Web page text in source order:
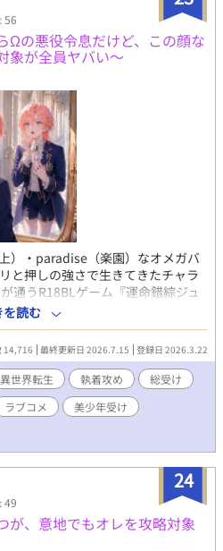
56
Ωの悪役令息だけど、この顔な
象が全員ヤバい〜
）・paradise（楽園）なオメガバ
と押しの強さで生きてきたチャラ
通うR18BLゲーム『運命錯綜ジュ
も役どころは、主人公の恋路を邪
ァイア。見た目はショッキングピ
世から一転して、この世界では“抱
思い出した日、氷の第一王子ルク
セオドール・パール、紅髪の星術
士レオン・エメラルド──宝石の
かしくなっていく。 全員ヤンデレ
れながら、空気を読まず欲望に忠
。 これは、本人だけが楽しそうな
prime（極上）じゃなくて、
。 でも、ハッピーエンド保証。
位ありがとうございます。お礼の
を読む
14,716 最終更新日 2026.7.15 登録日 2026.3.22
異世界転生 執着攻め
総受け
ラブコメ
美少年受け
24
49
が、意地でもオレを攻略対象